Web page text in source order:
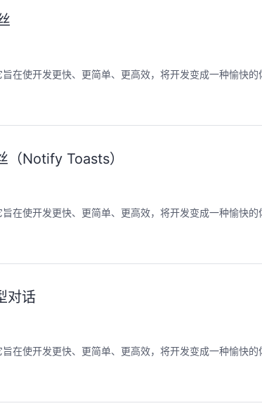
使开发更快、更简单、更高效，将开发变成一种愉快的
Notify Toasts）
使开发更快、更简单、更高效，将开发变成一种愉快的
对话
使开发更快、更简单、更高效，将开发变成一种愉快的